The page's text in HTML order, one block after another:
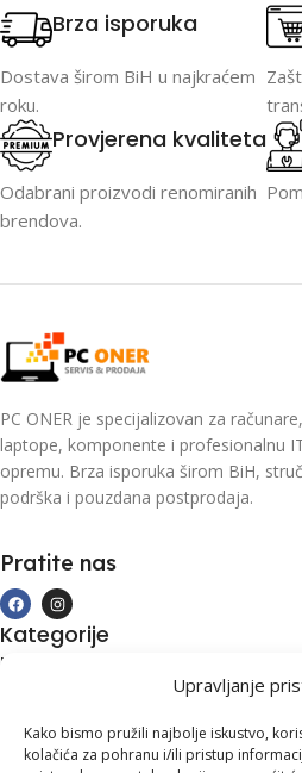
Upravljanje
Kako bismo pružili najbolje iskustvo,
kolačića za pohranu i/ili pristup
Brza isporuka
Dostava širom BiH u najkraćem
roku.
Provjerena kvaliteta
Odabrani proizvodi renomiranih
brendova.
PC ONER je specijalizovan za računare,
laptope, komponente i profesionalnu
opremu. Brza isporuka širom BiH,
podrška i pouzdana postprodaja.
Pratite nas
Kategorije
Kupovina i podrška
Kontakt informacije